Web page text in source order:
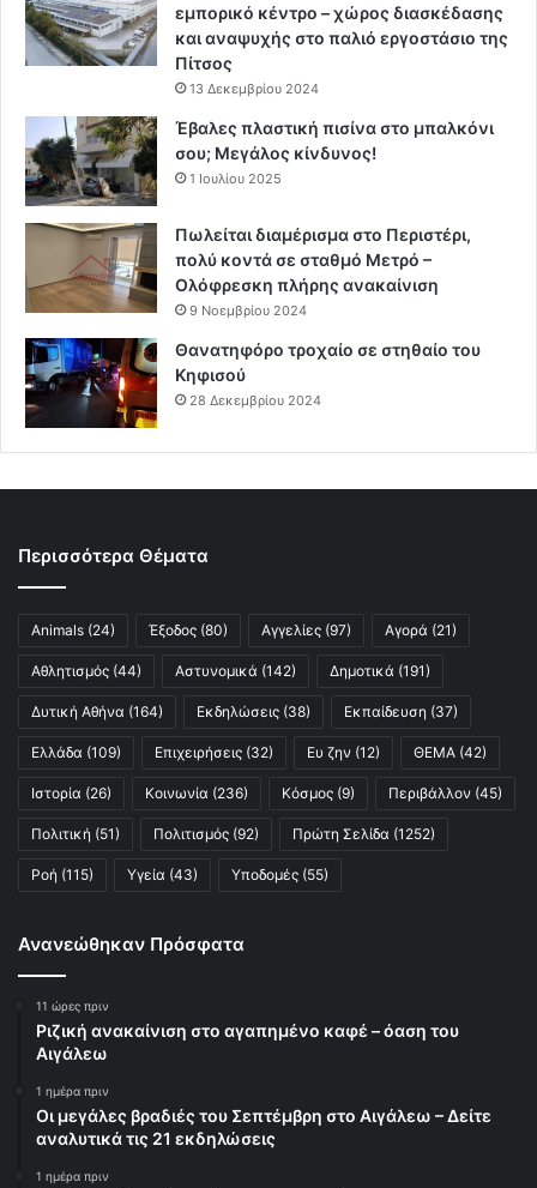
εμπορικό κέντρο – χώρος διασκέδασης
και αναψυχής στο παλιό εργοστάσιο της
Πίτσος
13 Δεκεμβρίου 2024
Έβαλες πλαστική πισίνα στο μπαλκόνι
σου; Μεγάλος κίνδυνος!
1 Ιουλίου 2025
Πωλείται διαμέρισμα στο Περιστέρι,
πολύ κοντά σε σταθμό Μετρό –
Ολόφρεσκη πλήρης ανακαίνιση
9 Νοεμβρίου 2024
Θανατηφόρο τροχαίο σε στηθαίο του
Κηφισού
28 Δεκεμβρίου 2024
Περισσότερα Θέματα
Animals (24) Έξοδος (80) Αγγελίες (97) Αγορά (21)
Αθλητισμός (44) Αστυνομικά (142) Δημοτικά (191)
Δυτική Αθήνα (164) Εκδηλώσεις (38) Εκπαίδευση (37)
Ελλάδα (109) Επιχειρήσεις (32) Ευ ζην (12) ΘΕΜΑ (42)
Ιστορία (26) Κοινωνία (236) Κόσμος (9) Περιβάλλον (45)
Πολιτική (51) Πολιτισμός (92) Πρώτη Σελίδα (1252)
Ροή (115) Υγεία (43) Υποδομές (55)
Ανανεώθηκαν Πρόσφατα
11 ώρες πριν
Ριζική ανακαίνιση στο αγαπημένο καφέ – όαση του
Αιγάλεω
1 ημέρα πριν
Οι μεγάλες βραδιές του Σεπτέμβρη στο Αιγάλεω – Δείτε
αναλυτικά τις 21 εκδηλώσεις
1 ημέρα πριν